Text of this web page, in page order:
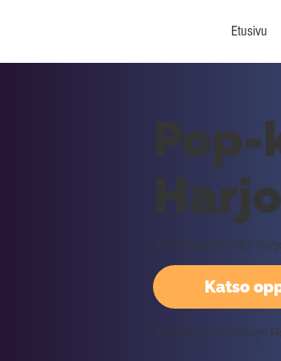
Etusivu
Katso
Tällä oppitunnilla
Vaatii kirjautumisen